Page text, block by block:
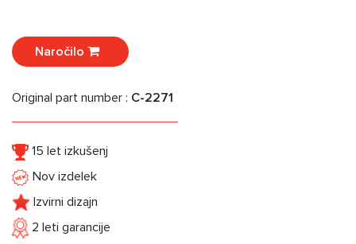
Naročilo
Original part number : C-2271
15 let izkušenj
Nov izdelek
Izvirni dizajn
2 leti garancije